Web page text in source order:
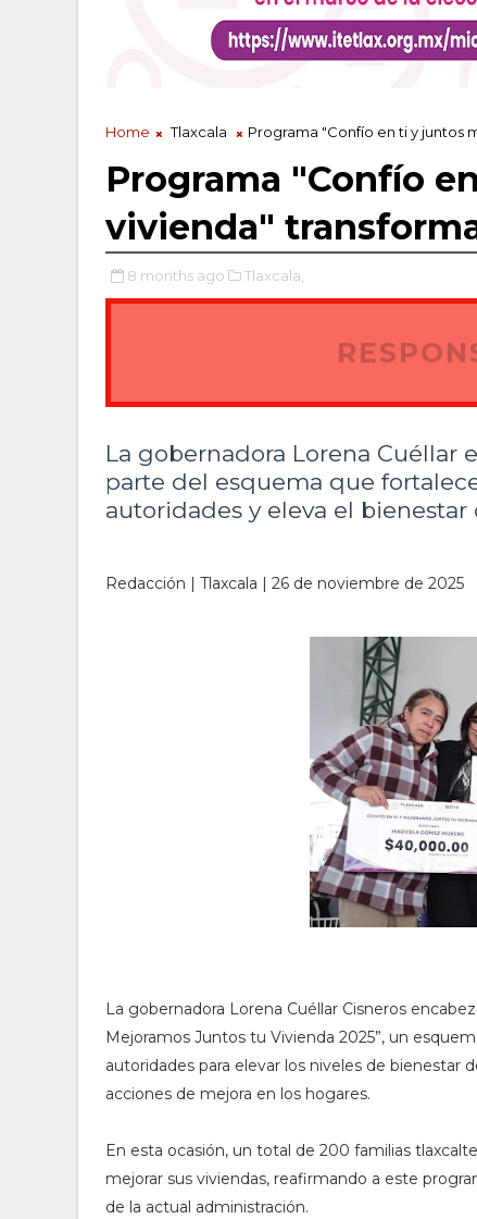
Home Tlaxcala Programa "Confío en ti y juntos
Programa "Confío
vivienda"
8 months ago Tlaxcala,
La gobernadora Lorena Cuéllar
parte del esquema que
autoridades y eleva el bienestar
Redacción | Tlaxcala | 26 de noviembre de 2025
La gobernadora Lorena Cuéllar Cisneros
Mejoramos Juntos tu Vivienda 2025”, un
autoridades para elevar los niveles de bienestar
acciones de mejora en los hogares.
En esta ocasión, un total de 200 familias
mejorar sus viviendas, reafirmando a este
de la actual administración.